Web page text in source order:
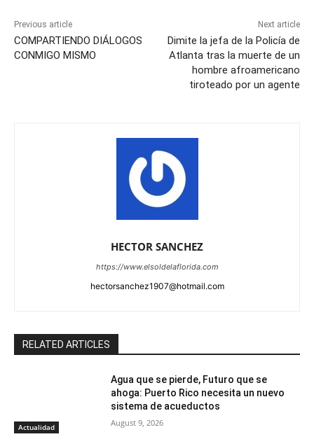
Previous article
COMPARTIENDO DIÁLOGOS
CONMIGO MISMO
Next article
Dimite la jefa de la Policía de
Atlanta tras la muerte de un
hombre afroamericano
tiroteado por un agente
HECTOR SANCHEZ
https://www.elsoldelaflorida.com
hectorsanchez1907@hotmail.com
RELATED ARTICLES
Actualidad
Agua que se pierde, Futuro que se
ahoga: Puerto Rico necesita un nuevo
sistema de acueductos
August 9, 2026